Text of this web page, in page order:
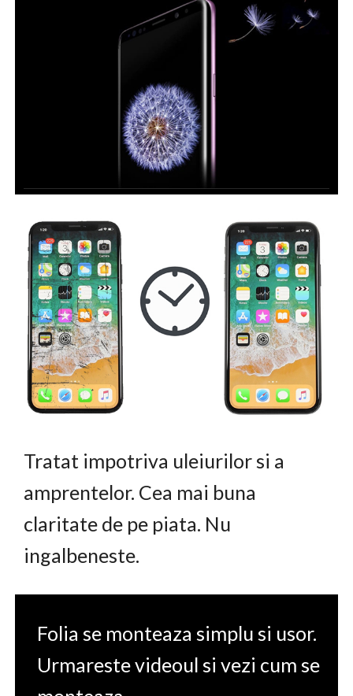
Tratat impotriva uleiurilor si a
amprentelor. Cea mai buna
claritate de pe piata. Nu
ingalbeneste.
Folia se monteaza simplu si usor.
Urmareste videoul si vezi cum se